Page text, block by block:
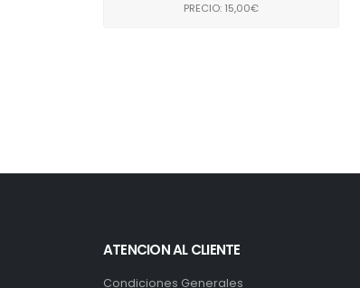
PRECIO: 15,00€
ATENCION AL CLIENTE
Condiciones Generales